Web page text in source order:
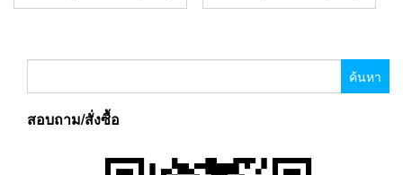
สอบถาม/สั่งซื้อ